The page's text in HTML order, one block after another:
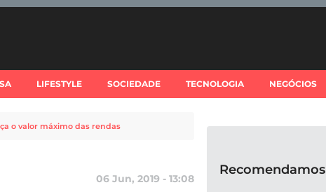
LIFESTYLE SOCIEDADE TECNOLOGIA NEGÓCIOS
o valor máximo das rendas
06 Jun, 2019 - 13:08
Recomendamos